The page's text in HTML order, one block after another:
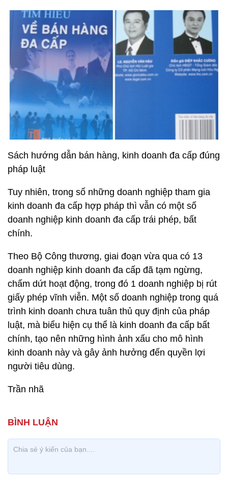
Sách hướng dẫn bán hàng, kinh doanh đa cấp đúng
pháp luật
Tuy nhiên, trong số những doanh nghiệp tham gia
kinh doanh đa cấp hợp pháp thì vẫn có một số
doanh nghiệp kinh doanh đa cấp trái phép, bất
chính.
Theo Bộ Công thương, giai đoạn vừa qua có 13
doanh nghiệp kinh doanh đa cấp đã tạm ngừng,
chấm dứt hoạt động, trong đó 1 doanh nghiệp bị rút
giấy phép vĩnh viễn. Một số doanh nghiệp trong quá
trình kinh doanh chưa tuân thủ quy định của pháp
luật, mà biểu hiện cụ thể là kinh doanh đa cấp bất
chính, tạo nên những hình ảnh xấu cho mô hình
kinh doanh này và gây ảnh hưởng đến quyền lợi
người tiêu dùng.
Trần nhã